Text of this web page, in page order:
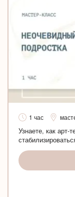
1 час
Узнаете, как арт-